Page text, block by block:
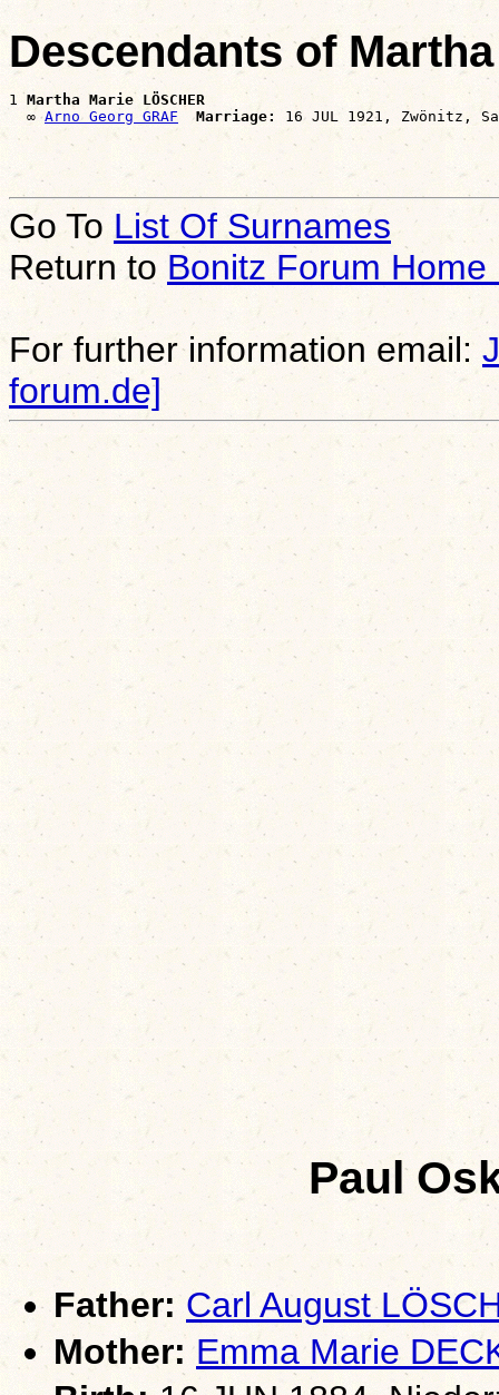
Descendants of
1 Martha Marie LÖSCHER
  ∞
Arno Georg GRAF Marriage:
Go To List Of Surnames
Return to Bonitz Forum Home
For further information email:
forum.de]
Paul
Father: Carl August
Mother: Emma Marie